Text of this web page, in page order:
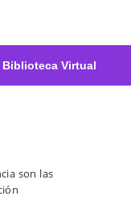
Biblioteca Virtual
son las